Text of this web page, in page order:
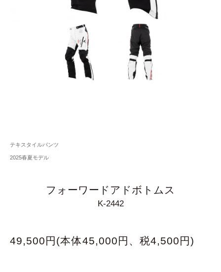
テキスタイルパンツ
2025春夏モデル
フォーワードアドボトムス
K-2442
49,500円(本体45,000円、税4,500円)